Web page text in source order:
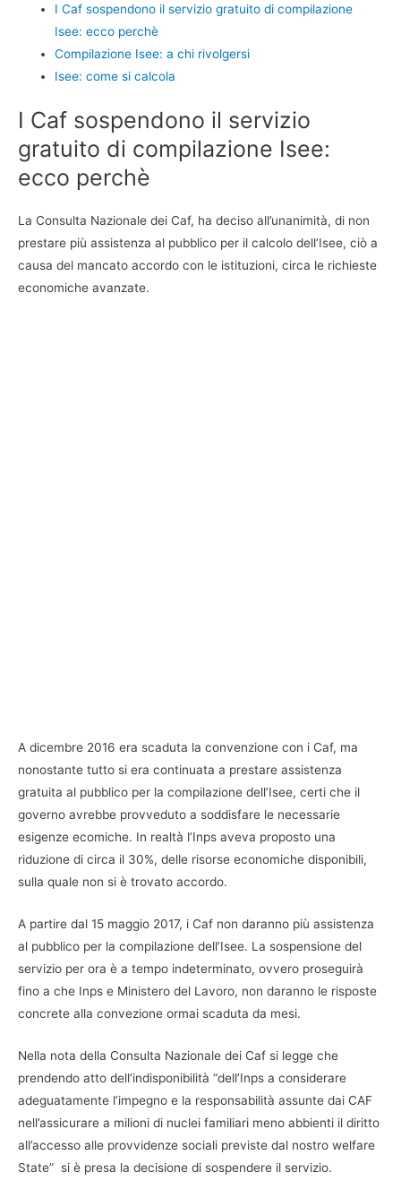
I Caf sospendono il servizio gratuito di compilazione
Isee: ecco perchè
Compilazione Isee: a chi rivolgersi
Isee: come si calcola
I Caf sospendono il servizio
gratuito di compilazione Isee:
ecco perchè
La Consulta Nazionale dei Caf, ha deciso all’unanimità, di non
prestare più assistenza al pubblico per il calcolo dell’Isee, ciò a
causa del mancato accordo con le istituzioni, circa le richieste
economiche avanzate.
A dicembre 2016 era scaduta la convenzione con i Caf, ma
nonostante tutto si era continuata a prestare assistenza
gratuita al pubblico per la compilazione dell’Isee, certi che il
governo avrebbe provveduto a soddisfare le necessarie
esigenze ecomiche. In realtà l’Inps aveva proposto una
riduzione di circa il 30%, delle risorse economiche disponibili,
sulla quale non si è trovato accordo.
A partire dal 15 maggio 2017, i Caf non daranno più assistenza
al pubblico per la compilazione dell’Isee. La sospensione del
servizio per ora è a tempo indeterminato, ovvero proseguirà
fino a che Inps e Ministero del Lavoro, non daranno le risposte
concrete alla convezione ormai scaduta da mesi.
Nella nota della Consulta Nazionale dei Caf si legge che
prendendo atto dell’indisponibilità “dell’Inps a considerare
adeguatamente l’impegno e la responsabilità assunte dai CAF
nell’assicurare a milioni di nuclei familiari meno abbienti il diritto
all’accesso alle provvidenze sociali previste dal nostro welfare
State” si è presa la decisione di sospendere il servizio.